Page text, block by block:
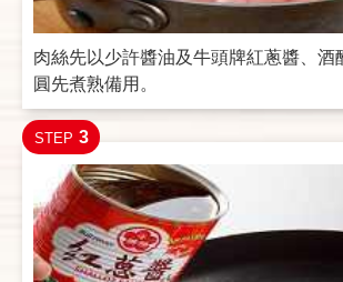
肉絲先以少許醬油及牛頭牌紅蔥醬、酒
圓先煮熟備用。
STEP 3